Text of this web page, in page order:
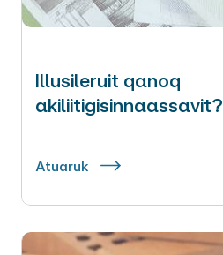
Illusileruit qanoq
akiliitigisinnaassavit?
Atuaruk